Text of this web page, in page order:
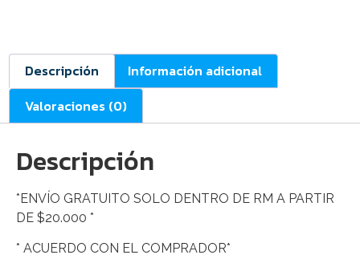
Descripción
Información adicional
Valoraciones (0)
Descripción
*ENVÍO GRATUITO SOLO DENTRO DE RM A PARTIR
DE $20.000 *
* ACUERDO CON EL COMPRADOR*